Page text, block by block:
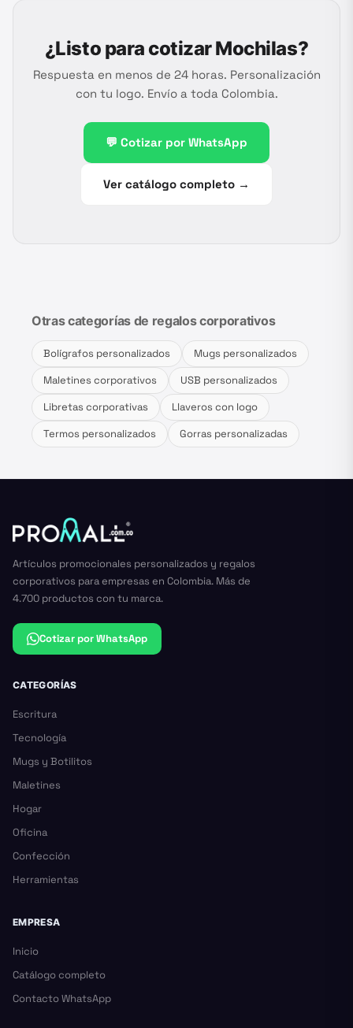
¿Listo para cotizarMochilas?
Respuesta en menos de 24 horas. Personalización
con tu logo. Envío a toda Colombia.
💬 Cotizar por WhatsApp
Ver catálogo completo →
Otras categorías de regalos corporativos
Bolígrafos personalizados
Mugs personalizados
Maletines corporativos
USB personalizados
Libretas corporativas
Llaveros con logo
Termos personalizados
Gorras personalizadas
Artículos promocionales personalizados y regalos
corporativos para empresas en Colombia. Más de
4.700 productos con tu marca.
Cotizar por WhatsApp
CATEGORÍAS
Escritura
Tecnología
Mugs y Botilitos
Maletines
Hogar
Oficina
Confección
Herramientas
EMPRESA
Inicio
Catálogo completo
Contacto WhatsApp